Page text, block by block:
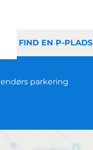
FIND EN P-PLADS
parkering